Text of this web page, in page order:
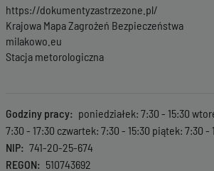
https://dokumentyzastrzezone.pl/
Krajowa Mapa Zagrożeń Bezpieczeństwa
milakowo.eu
Stacja metorologiczna
Godziny pracy
poniedziałek: 7:30 - 15:30
7:30 - 17:30 czwartek: 7:30 - 15:30 piątek: 7:30 -
NIP
741-20-25-674
REGON
510743692